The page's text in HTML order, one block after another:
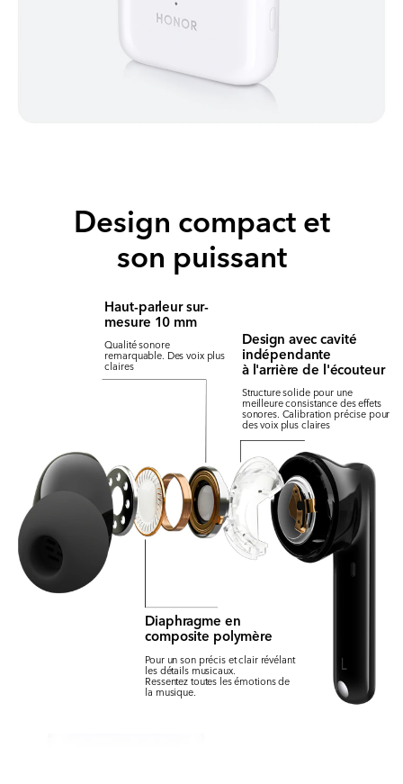
Design compact et
son puissant
Haut-parleur sur-
mesure 10 mm
Qualité sonore
remarquable. Des voix plus
claires
Design avec cavité
indépendante
à l'arrière de l'écouteur
Structure solide pour une
meilleure consistance des effets
sonores. Calibration précise pour
des voix plus claires
Diaphragme en
composite polymère
Pour un son précis et clair révélant
les détails musicaux.
Ressentez toutes les émotions de
la musique.